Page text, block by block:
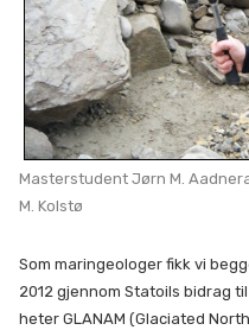
Masterstudent Jørn M.
M. Kolstø
Som maringeologer fikk vi
2012 gjennom Statoils bidrag
heter GLANAM (Glaciated